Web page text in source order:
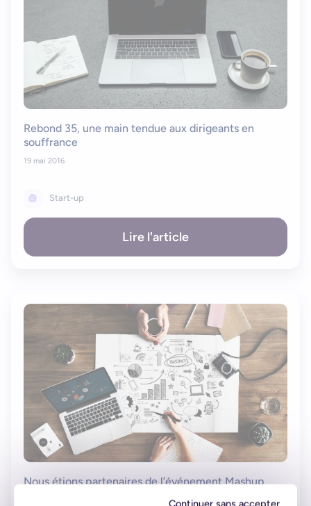
Rebond 35, une main tendue aux dirigeants en
souffrance
19 mai 2016
Start-up
Lire l'article
Nous étions partenaires de l’événement Mashup